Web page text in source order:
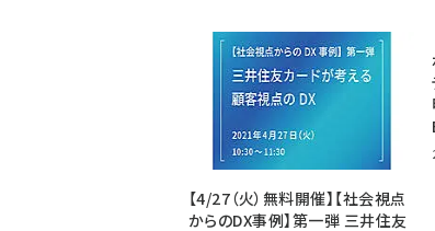
【4/27（火）無料開催】【社会視点
からのDX事例】第一弾 三井住友